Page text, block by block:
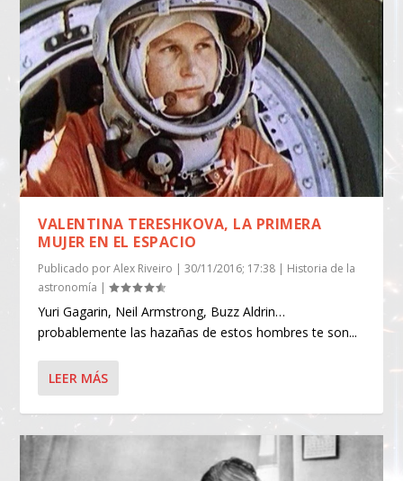
VALENTINA TERESHKOVA, LA PRIMERA
MUJER EN EL ESPACIO
Publicado porAlex Riveiro |30/11/2016; 17:38 | Historia de la
astronomía |
Yuri Gagarin, Neil Armstrong, Buzz Aldrin…
probablemente las hazañas de estos hombres te son...
LEER MÁS